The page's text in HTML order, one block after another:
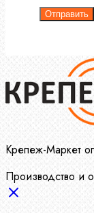
Отправить
Крепеж-Маркет
Производство и